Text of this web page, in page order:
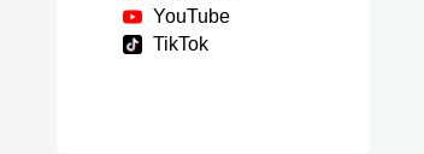
YouTube
TikTok